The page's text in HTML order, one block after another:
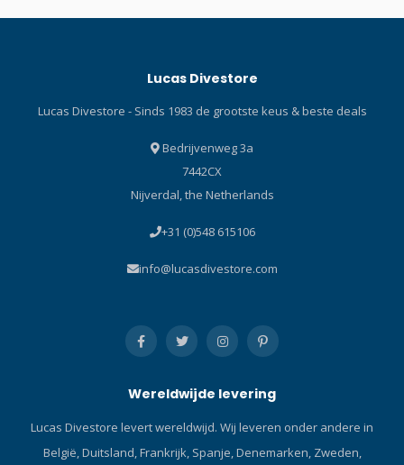
duikschoenen! Schoenen in
en gemakkelijk klaren
(EO), Fishtail Blue (FB), Flash
(OG), Pearlescent Pink (PP),
White/White (QW-W) Indigo
siliconen: Indigo/Indigo (QID-
ID) TECHNOLOGY COMFORT
adapter maakt het mogelijk
gedoe in de sleuf te steken.
snorkel kan draaien en in
een horizontale positie kan
FLOW PURGEHet High Flow
gebruikt bij TUSA-snorkels
biedt een afgedekte, breed-
Lucas Divestore
Lucas Divestore - Sinds 1983 de grootste keus & beste deals
Bedrijvenweg 3a
7442CX
Nijverdal, the Netherlands
+31 (0)548 615106
info@lucasdivestore.com
Wereldwijde levering
Lucas Divestore levert wereldwijd. Wij leveren onder andere in
België, Duitsland, Frankrijk, Spanje, Denemarken, Zweden,